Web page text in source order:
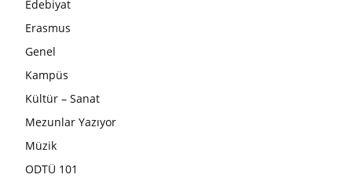
Edebiyat
Erasmus
Genel
Kampüs
Kültür – Sanat
Mezunlar Yazıyor
Müzik
ODTÜ 101